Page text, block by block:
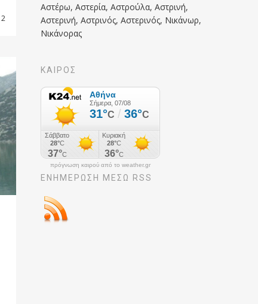
2
Αστέρω, Αστερία, Αστρούλα, Αστρινή,
Αστερινή, Αστρινός, Αστερινός, Νικάνωρ,
Νικάνορας
ΚΑΙΡΟΣ
πρόγνωση καιρού από το weather.gr
ΕΝΗΜΈΡΩΣΉ ΜΕΣΩ RSS